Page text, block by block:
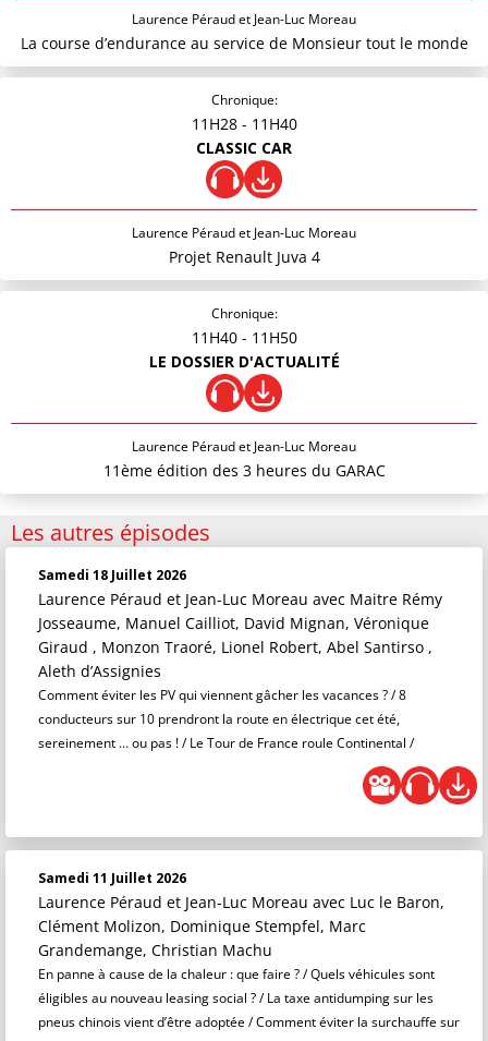
Laurence Péraud et Jean-Luc Moreau
La course d’endurance au service de Monsieur tout le monde
Chronique:
11H28 - 11H40
CLASSIC CAR
Laurence Péraud et Jean-Luc Moreau
Projet Renault Juva 4
Chronique:
11H40 - 11H50
LE DOSSIER D'ACTUALITÉ
Laurence Péraud et Jean-Luc Moreau
11ème édition des 3 heures du GARAC
Les autres épisodes
Samedi 18 Juillet 2026
Laurence Péraud et Jean-Luc Moreau avec Maitre Rémy
Josseaume, Manuel Cailliot, David Mignan, Véronique
Giraud , Monzon Traoré, Lionel Robert, Abel Santirso ,
Aleth d’Assignies
Comment éviter les PV qui viennent gâcher les vacances ? / 8
conducteurs sur 10 prendront la route en électrique cet été,
sereinement … ou pas ! / Le Tour de France roule Continental /
Samedi 11 Juillet 2026
Laurence Péraud et Jean-Luc Moreau avec Luc le Baron,
Clément Molizon, Dominique Stempfel, Marc
Grandemange, Christian Machu
En panne à cause de la chaleur : que faire ? / Quels véhicules sont
éligibles au nouveau leasing social ? / La taxe antidumping sur les
pneus chinois vient d’être adoptée / Comment éviter la surchauffe sur